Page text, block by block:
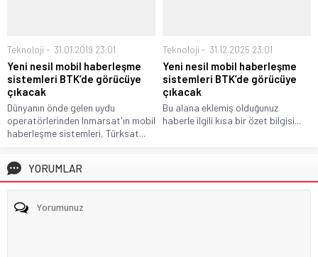
Teknoloji 31.01.2019 23:01
Yeni nesil mobil haberleşme
sistemleri BTK’de görücüye
çıkacak
Dünyanın önde gelen uydu
operatörlerinden Inmarsat'ın mobil
haberleşme sistemleri, Türksat...
Teknoloji 31.12.2025 23:01
Yeni nesil mobil haberleşme
sistemleri BTK’de görücüye
çıkacak
Bu alana eklemiş olduğunuz
haberle ilgili kısa bir özet bilgisi...
YORUMLAR